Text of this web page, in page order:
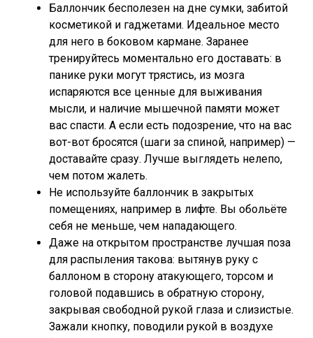
Баллончик бесполезен на дне сумки, забитой
косметикой и гаджетами. Идеальное место
для него в боковом кармане. Заранее
тренируйтесь моментально его доставать: в
панике руки могут трястись, из мозга
испаряются все ценные для выживания
мысли, и наличие мышечной памяти может
вас спасти. А если есть подозрение, что на вас
вот-вот бросятся (шаги за спиной, например) —
доставайте сразу. Лучше выглядеть нелепо,
чем потом жалеть.
Не используйте баллончик в закрытых
помещениях, например в лифте. Вы обольёте
себя не меньше, чем нападающего.
Даже на открытом пространстве лучшая поза
для распыления такова: вытянув руку с
баллоном в сторону атакующего, торсом и
головой подавшись в обратную сторону,
закрывая свободной рукой глаза и слизистые.
Зажали кнопку, поводили рукой в воздухе